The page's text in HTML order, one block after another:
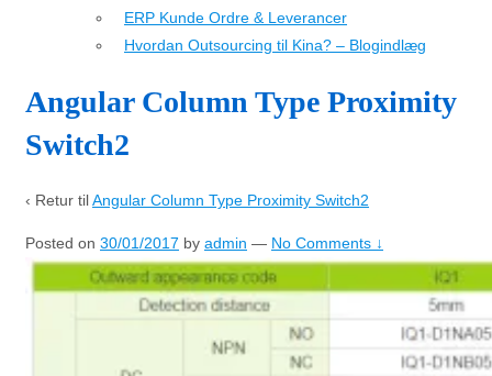
ERP Kunde Ordre & Leverancer
Hvordan Outsourcing til Kina? – Blogindlæg
Angular Column Type Proximity
Switch2
‹ Retur tilAngular Column Type Proximity Switch2
Posted on 30/01/2017 by admin — No Comments ↓